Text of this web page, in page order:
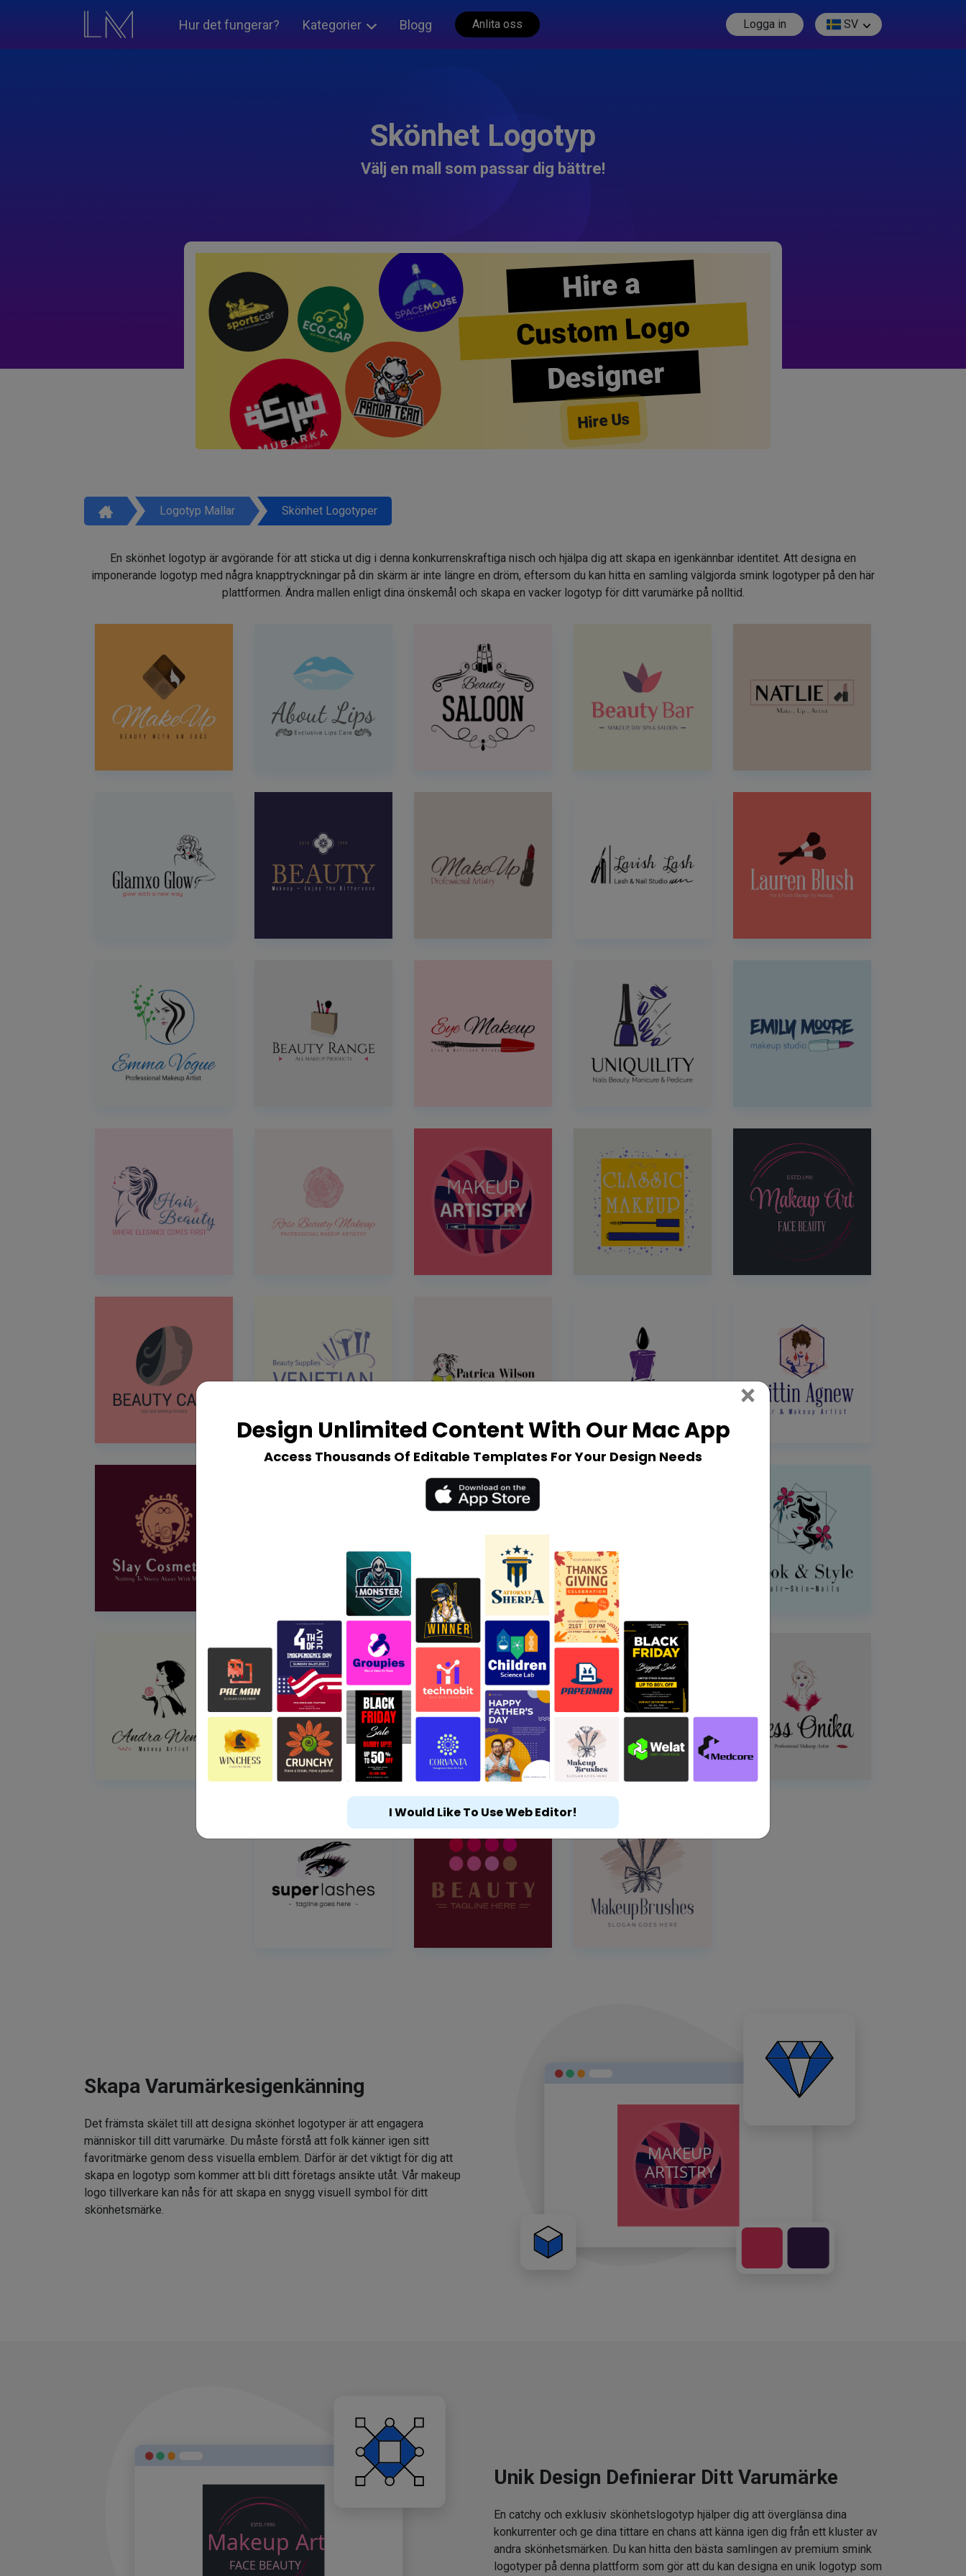
Hur det fungerar? Kategorier Blogg Anlita oss Logga in SV
Skönhet Logotyp
Välj en mall som passar dig bättre!
Hire a
Custom Logo
Designer
Hire Us
Logotyp Mallar Skönhet Logotyper
En skönhet logotyp är avgörande för att sticka ut dig i denna konkurrenskraftiga nisch och hjälpa dig att skapa en igenkännbar identitet. Att designa en
imponerande logotyp med några knapptryckningar på din skärm är inte längre en dröm, eftersom du kan hitta en samling välgjorda smink logotyper på den här
plattformen. Ändra mallen enligt dina önskemål och skapa en vacker logotyp för ditt varumärke på nolltid.
Skapa Varumärkesigenkänning
Det främsta skälet till att designa skönhet logotyper är att engagera
människor till ditt varumärke. Du måste förstå att folk känner igen sitt
favoritmärke genom dess visuella emblem. Därför är det viktigt för dig att
skapa en logotyp som kommer att bli ditt företags ansikte utåt. Vår makeup
logo tillverkare kan nås för att skapa en snygg visuell symbol för ditt
skönhetsmärke.
Unik Design Definierar Ditt Varumärke
En catchy och exklusiv skönhetslogotyp hjälper dig att överglänsa dina
konkurrenter och ge dina tittare en chans att känna igen dig från ett kluster av
andra skönhetsmärken. Du kan hitta den bästa samlingen av premium smink
logotyper på denna plattform som gör att du kan designa en unik logotyp som
Design Unlimited Content With Our Mac App
Access Thousands Of Editable Templates For Your Design Needs
× Close
I Would Like To Use Web Editor!